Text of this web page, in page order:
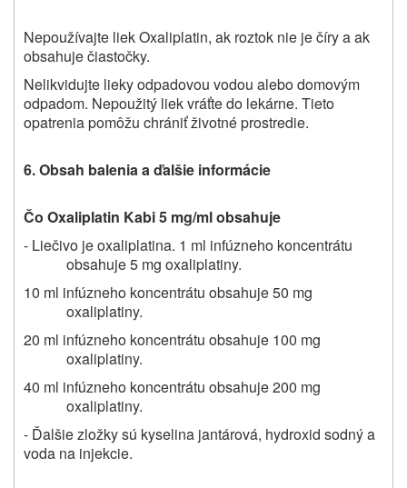
Nepoužívajte liek Oxaliplatin, ak roztok nie je číry a ak
obsahuje čiastočky.
Nelikvidujte lieky odpadovou vodou alebo domovým
odpadom. Nepoužitý liek vráťte do lekárne. Tieto
opatrenia pomôžu chrániť životné prostredie.
6. Obsah balenia a ďalšie informácie
Čo Oxaliplatin Kabi 5 mg/ml obsahuje
- Liečivo je oxaliplatina. 1 ml infúzneho koncentrátu
obsahuje 5 mg oxaliplatiny.
10 ml infúzneho koncentrátu obsahuje 50 mg
oxaliplatiny.
20 ml infúzneho koncentrátu obsahuje 100 mg
oxaliplatiny.
40 ml infúzneho koncentrátu obsahuje 200 mg
oxaliplatiny.
- Ďalšie zložky sú kyselina jantárová, hydroxid sodný a
voda na injekcie.